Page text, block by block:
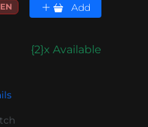
Add
{2}x Available